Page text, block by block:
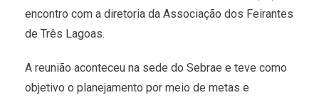
encontro com a diretoria da Associação dos Feirantes
de Três Lagoas.
A reunião aconteceu na sede do Sebrae e teve como
objetivo o planejamento por meio de metas e